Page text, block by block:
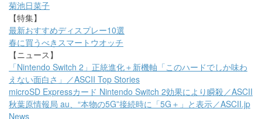
菊池日菜子
【特集】
最新おすすめディスプレー10選
春に買うべきスマートウオッチ
【ニュース】
「Nintendo Switch 2」正統進化＋新機軸「このハードでしか味わ
えない面白さ」／ASCII Top Stories
microSD Expressカード Nintendo Switch 2効果により瞬殺／ASCII
秋葉原情報局 au、“本物の5G”接続時に「5G＋」と表示／ASCII.jp
News